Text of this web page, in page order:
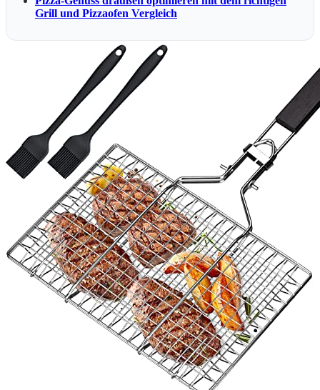
Grill und Pizzaofen Vergleich